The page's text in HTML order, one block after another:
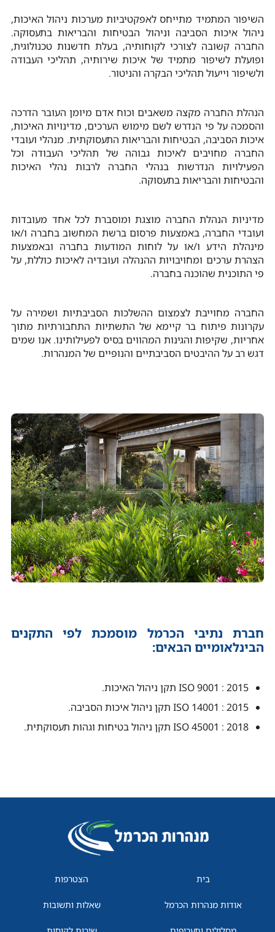
השיפור המתמיד מתייחס לאפקטיביות מערכות ניהול האיכות,
ניהול איכות הסביבה וניהול הבטיחות והבריאות בתעסוקה.
החברה קשובה לצורכי לקוחותיה, בעלת חדשנות טכנולוגית,
ופועלת לשיפור מתמיד של איכות שירותיה, תהליכי העבודה
ולשיפור וייעול תהליכי הבקרה והניטור.
הנהלת החברה מקצה משאבים וכוח אדם מיומן העובר הדרכה
והסמכה על פי הנדרש לשם מימוש הערכים, מדינויות האיכות,
איכות הסביבה, הבטיחות והבריאות התעסוקתית. מנהלי ועובדי
החברה מחויבים לאיכות גבוהה של תהליכי העבודה וכל
הפעילויות הנדרשות בנהלי החברה לרבות נהלי האיכות
והבטיחות והבריאות בתעסוקה.
מדיניות הנהלת החברה מוצגת ומוסברת לכל אחד מעובדות
ועובדי החברה, באמצעות פרסום ברשת המחשוב בחברה ו/או
מינהלת הידע ו/או על לוחות המודעות בחברה ובאמצעות
הצהרת ערכים ומחויבויות ההנהלה ועובדיה לאיכות כוללת, על
פי התוכנית שהוכנה בחברה.
החברה מחוייבת לצמצום ההשלכות הסביבתיות ושמירה על
עקרונות פיתוח בר קיימא של התשתיות התחבורתיות מתוך
אחריות, שקיפות והגינות המהווים בסיס לפעילותינו. אנו שמים
דגש רב על ההיבטים הסביבתיים והנופיים של המנהרות.
חברת נתיבי הכרמל מוסמכת לפי התקנים
הבינלאומיים הבאים:
ISO 9001 : 2015 תקן ניהול האיכות.
ISO 14001 : 2015 תקן ניהול איכות הסביבה.
2018 : ISO 45001 תקן ניהול בטיחות וגהות תעסוקתית.
בית
אודות מנהרות הכרמל
הצטרפות
שאלות ותשובות